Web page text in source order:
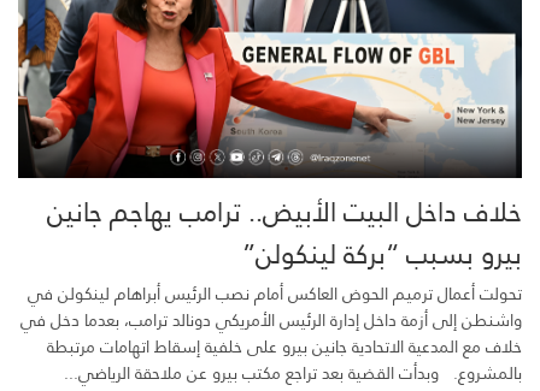
خلاف داخل البيت الأبيض.. ترامب يهاجم جانين
بيرو بسبب “بركة لينكولن”
تحولت أعمال ترميم الحوض العاكس أمام نصب الرئيس أبراهام لينكولن في
واشنطن إلى أزمة داخل إدارة الرئيس الأمريكي دونالد ترامب، بعدما دخل في
خلاف مع المدعية الاتحادية جانين بيرو على خلفية إسقاط اتهامات مرتبطة
بالمشروع. وبدأت القضية بعد تراجع مكتب بيرو عن ملاحقة الرياضي...